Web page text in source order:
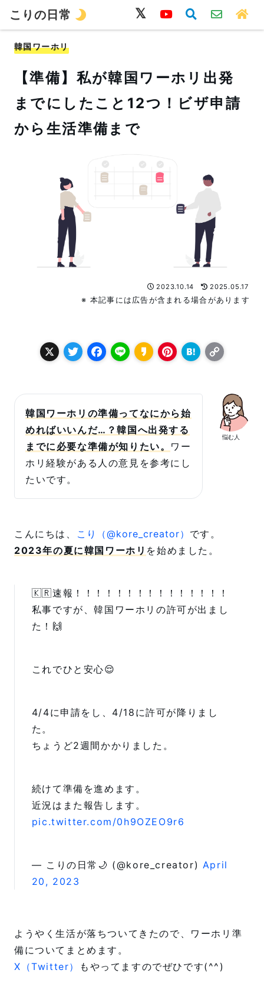
韓国語 旅行 留学 ワーホリ 生活
韓国ワーホリ
【準備】私が韓国ワーホリ出発
までにしたこと12つ！ビザ申請
から生活準備まで
2023.10.14 2025.05.17
※ 本記事には広告が含まれる場合があります
X T
it
t
e
r
F
c
e
b
o
o
L
n
e
K
k
a
o
P
n
t
e
r
e
t
H
p
y
L
i
悩む人
韓国ワーホリの準備ってなにから始
めればいいんだ…？韓国へ出発する
までに必要な準備が知りたい。 ワー
ホリ経験がある人の意見を参考にし
たいです。
こんにちは、 こり（@kore_creator） です。
2023年の夏に韓国ワーホリ を始めました。
🇰🇷速報！！！！！！！！！！！！！！！
私事ですが、韓国ワーホリの許可が出まし
た！🙌
これでひと安心😌
4/4に申請をし、4/18に許可が降りまし
た。
ちょうど2週間かかりました。
続けて準備を進めます。
近況はまた報告します。
pic.twitter.com/0h9OZEO9r6
— こりの日常🌙 (@kore_creator) April
20, 2023
ようやく生活が落ちついてきたので、ワーホリ準
備についてまとめます。
X（Twitter）
もやってますのでぜひです(^^)
こりの日常